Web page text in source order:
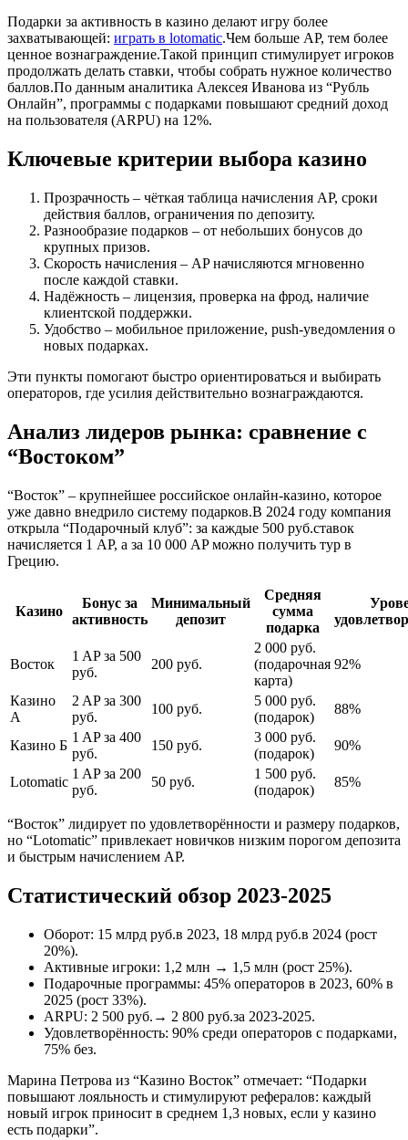
Подарки за активность в казино делают игру более
захватывающей: играть в lotomatic.Чем больше AP, тем более
ценное вознаграждение.Такой принцип стимулирует игроков
продолжать делать ставки, чтобы собрать нужное количество
баллов.По данным аналитика Алексея Иванова из “Рубль
Онлайн”, программы с подарками повышают средний доход
на пользователя (ARPU) на 12%.
Ключевые критерии выбора казино
Прозрачность – чёткая таблица начисления AP, сроки
действия баллов, ограничения по депозиту.
Разнообразие подарков – от небольших бонусов до
крупных призов.
Скорость начисления – AP начисляются мгновенно
после каждой ставки.
Надёжность – лицензия, проверка на фрод, наличие
клиентской поддержки.
Удобство – мобильное приложение, push‑уведомления о
новых подарках.
Эти пункты помогают быстро ориентироваться и выбирать
операторов, где усилия действительно вознаграждаются.
Анализ лидеров рынка: сравнение с
“Востоком”
“Восток” – крупнейшее российское онлайн‑казино, которое
уже давно внедрило систему подарков.В 2024 году компания
открыла “Подарочный клуб”: за каждые 500 руб.ставок
начисляется 1 AP, а за 10 000 AP можно получить тур в
Грецию.
Казино
Бонус за
активность
Минимальный
депозит
Средняя
сумма
подарка
Восток
1 AP за 500
руб.
200 руб.
2 000 руб.
(подарочная
карта)
92%
Казино
А
2 AP за 300
руб.
100 руб.
5 000 руб.
(подарок)
88%
Казино Б
1 AP за 400
руб.
150 руб.
3 000 руб.
(подарок)
90%
Lotomatic
1 AP за 200
руб.
50 руб.
1 500 руб.
(подарок)
85%
“Восток” лидирует по удовлетворённости и размеру подарков,
но “Lotomatic” привлекает новичков низким порогом депозита
и быстрым начислением AP.
Статистический обзор 2023-2025
Оборот: 15 млрд руб.в 2023, 18 млрд руб.в 2024 (рост
20%).
Активные игроки: 1,2 млн → 1,5 млн (рост 25%).
Подарочные программы: 45% операторов в 2023, 60% в
2025 (рост 33%).
ARPU: 2 500 руб.→ 2 800 руб.за 2023-2025.
Удовлетворённость: 90% среди операторов с подарками,
75% без.
Марина Петрова из “Казино Восток” отмечает: “Подарки
повышают лояльность и стимулируют рефералов: каждый
новый игрок приносит в среднем 1,3 новых, если у казино
есть подарки”.